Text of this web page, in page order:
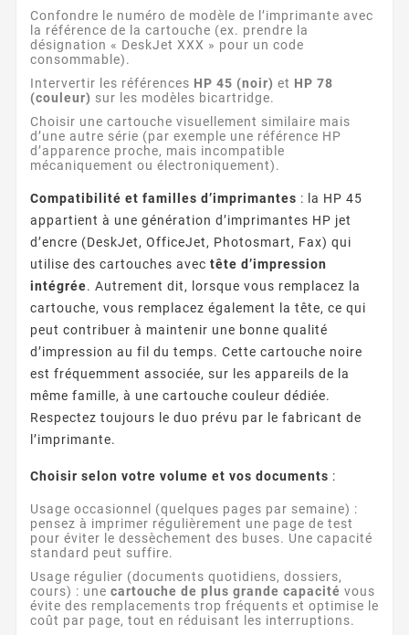
Confondre le numéro de modèle de l’imprimante avec
la référence de la cartouche (ex. prendre la
désignation « DeskJet XXX » pour un code
consommable).
Intervertir les références HP 45 (noir) et HP 78
(couleur) sur les modèles bicartridge.
Choisir une cartouche visuellement similaire mais
d’une autre série (par exemple une référence HP
d’apparence proche, mais incompatible
mécaniquement ou électroniquement).
Compatibilité et familles d’imprimantes : la HP 45
appartient à une génération d’imprimantes HP jet
d’encre (DeskJet, OfficeJet, Photosmart, Fax) qui
utilise des cartouches avec tête d’impression
intégrée. Autrement dit, lorsque vous remplacez la
cartouche, vous remplacez également la tête, ce qui
peut contribuer à maintenir une bonne qualité
d’impression au fil du temps. Cette cartouche noire
est fréquemment associée, sur les appareils de la
même famille, à une cartouche couleur dédiée.
Respectez toujours le duo prévu par le fabricant de
l’imprimante.
Choisir selon votre volume et vos documents :
Usage occasionnel (quelques pages par semaine) :
pensez à imprimer régulièrement une page de test
pour éviter le dessèchement des buses. Une capacité
standard peut suffire.
Usage régulier (documents quotidiens, dossiers,
cours) : une cartouche de plus grande capacité vous
évite des remplacements trop fréquents et optimise le
coût par page, tout en réduisant les interruptions.